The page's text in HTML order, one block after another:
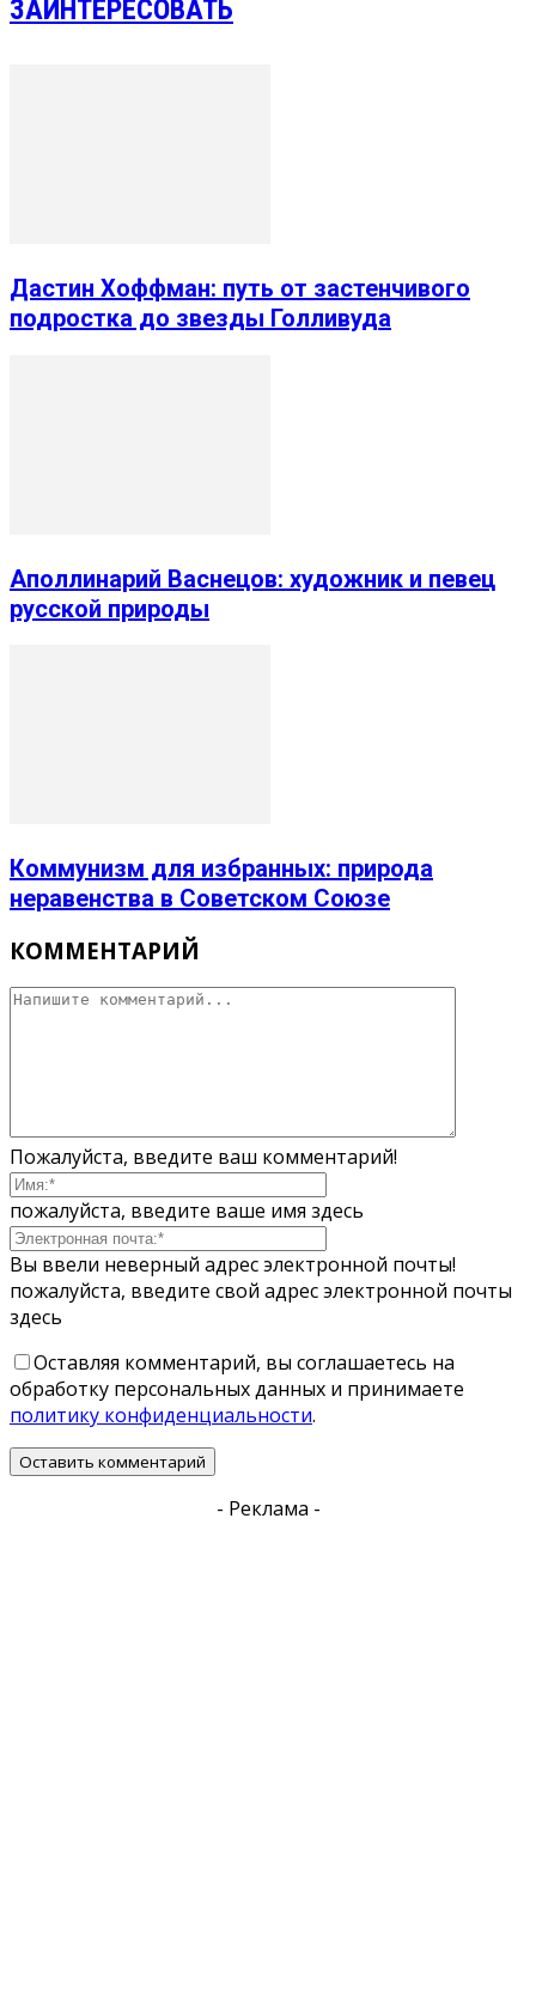
ЗАИНТЕРЕСОВАТЬ
Дастин Хоффман: путь от застенчивого
подростка до звезды Голливуда
Аполлинарий Васнецов: художник и певец
русской природы
Коммунизм для избранных: природа
неравенства в Советском Союзе
КОММЕНТАРИЙ
Пожалуйста, введите ваш комментарий!
пожалуйста, введите ваше имя здесь
Вы ввели неверный адрес электронной почты!
пожалуйста, введите свой адрес электронной почты
здесь
Оставляя комментарий, вы соглашаетесь на
обработку персональных данных и принимаете
политику конфиденциальности.
- Реклама -